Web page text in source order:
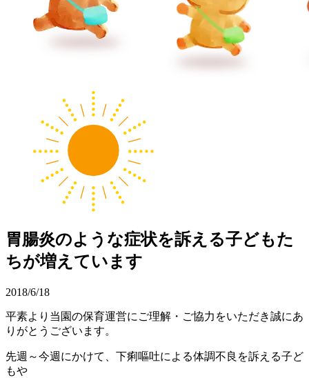
胃腸炎のような症状を訴える子どもた
ちが増えています
2018/6/18
平素より当園の保育運営にご理解・ご協力をいただき誠にあ
りがとうございます。
先週～今週にかけて、下痢嘔吐による体調不良を訴える子ど
もや